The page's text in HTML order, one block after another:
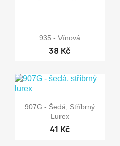
Rychlý náhled
935 - Vínová
38 Kč
 Rychlý náhled
907G - Šedá, Stříbrný
Lurex
41 Kč